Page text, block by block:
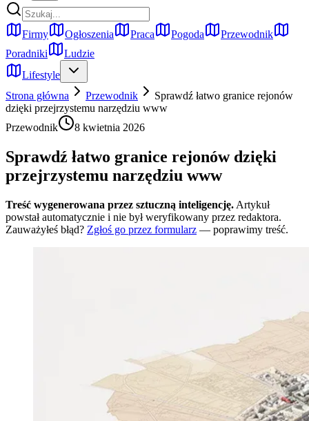
Firmy Ogłoszenia Praca Pogoda
Przewodnik
Poradniki
Ludzie
Lifestyle
Strona główna
Przewodnik
Sprawdź łatwo granice rejonów
dzięki przejrzystemu narzędziu www
Przewodnik
8 kwietnia 2026
Sprawdź łatwo granice rejonów dzięki
przejrzystemu narzędziu www
Treść wygenerowana przez sztuczną inteligencję. Artykuł
powstał automatycznie i nie był weryfikowany przez redaktora.
Zauważyłeś błąd? Zgłoś go przez formularz — poprawimy treść.